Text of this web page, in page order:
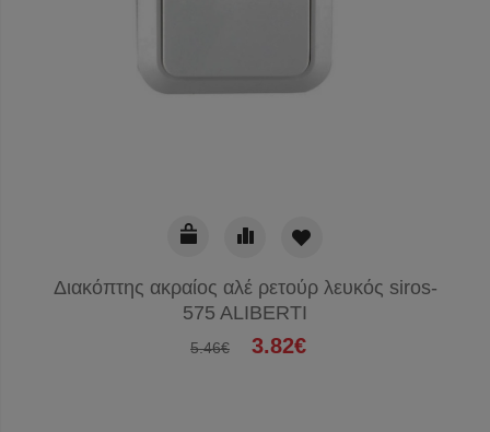
Διακόπτης ακραίος αλέ ρετούρ λευκός siros-
575 ALIBERTI
5.46€ 3.82€